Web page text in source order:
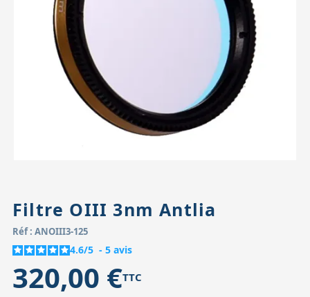
Accessoires pour montures
Têtes
Pièces détachées
Filtre OIII 3nm Antlia
Réf : ANOIII3-125
4.6/5 - 5 avis
320,00 €TTC